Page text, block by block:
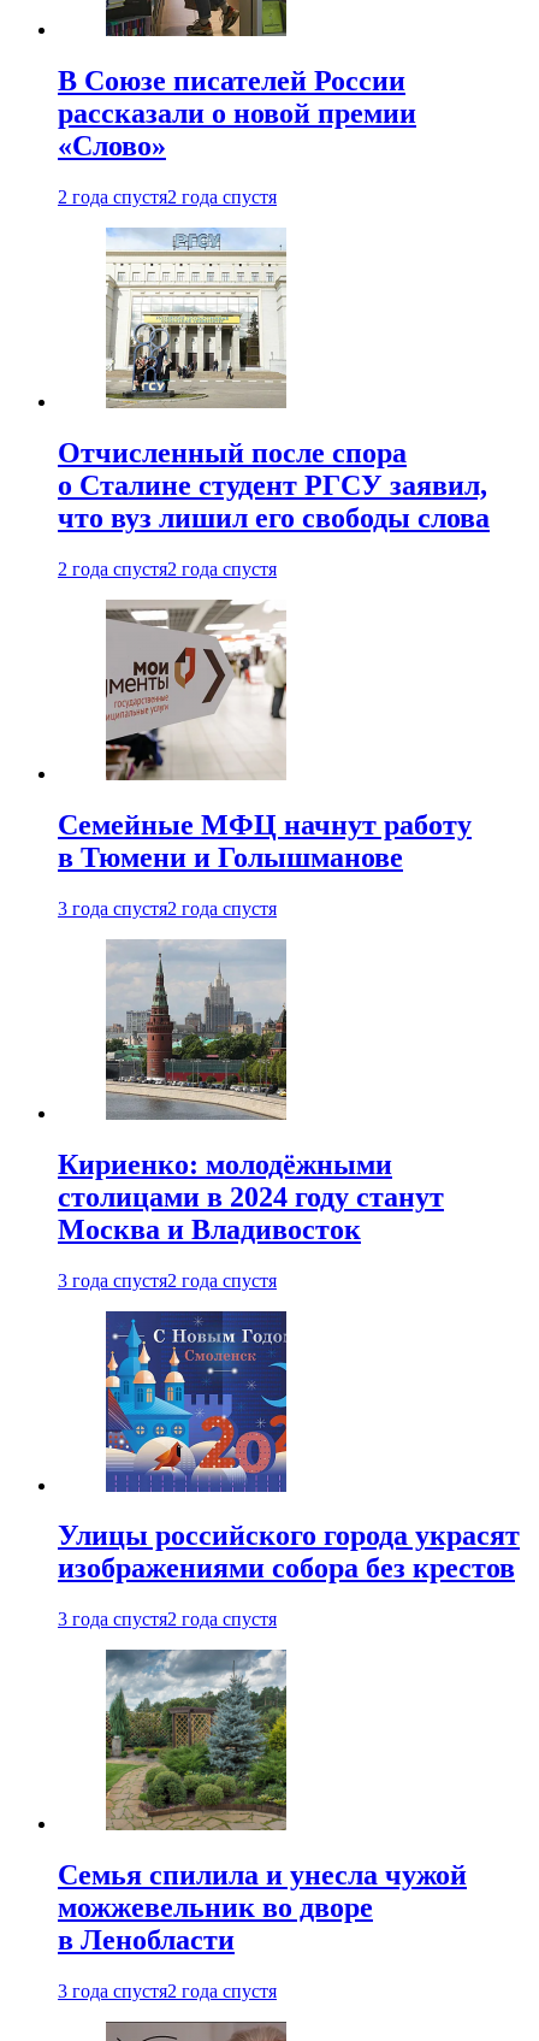
В Союзе писателей России
рассказали о новой премии
«Слово»
2 года спустя2 года спустя
Отчисленный после спора
о Сталине студент РГСУ заявил,
что вуз лишил его свободы слова
2 года спустя2 года спустя
Семейные МФЦ начнут работу
в Тюмени и Голышманове
3 года спустя2 года спустя
Кириенко: молодёжными
столицами в 2024 году станут
Москва и Владивосток
3 года спустя2 года спустя
Улицы российского города украсят
изображениями собора без крестов
3 года спустя2 года спустя
Семья спилила и унесла чужой
можжевельник во дворе
в Ленобласти
3 года спустя2 года спустя